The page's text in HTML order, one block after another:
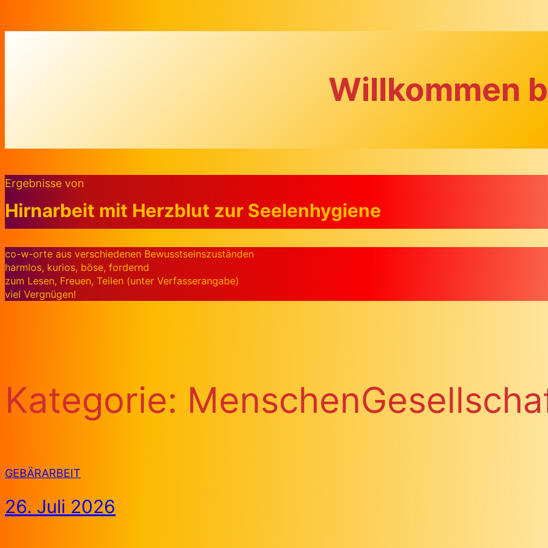
Willkommen
Ergebnisse von
Hirnarbeit mit Herzblut zur Seelenhygiene
co-w-orte aus verschiedenen Bewusstseinszuständen
harmlos, kurios, böse, fordernd
zum Lesen, Freuen, Teilen (unter Verfasserangabe)
viel Vergnügen!
Kategorie:
GEBÄRARBEIT
26. Juli 2026